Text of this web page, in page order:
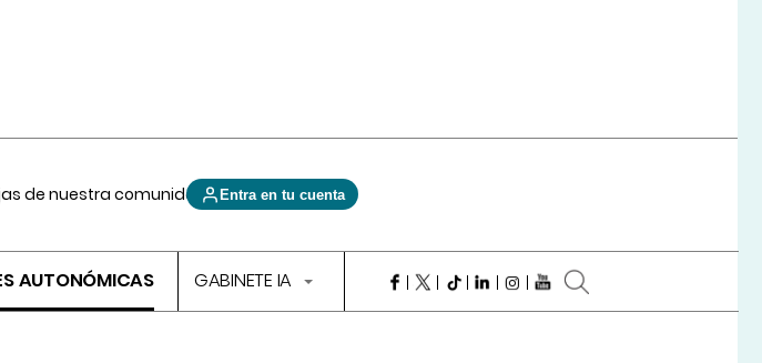
de nuestra comunidad Entra en tu cuenta
AUTONÓMICAS GABINETE IA